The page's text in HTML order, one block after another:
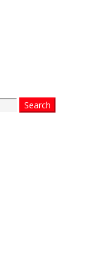
Search